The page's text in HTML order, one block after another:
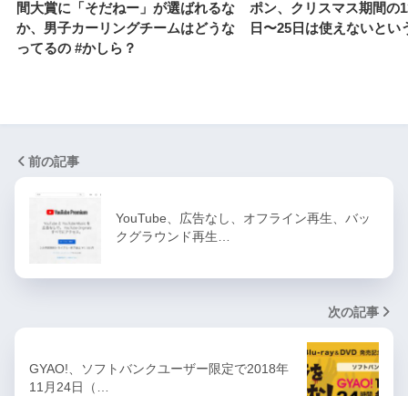
間大賞に「そだねー」が選ばれるな
か、男子カーリングチームはどうな
ってるの #かしら？
ポン、クリスマス期間の
日〜25日は使えないとい
前の記事
YouTube、広告なし、オフライン再生、バッ
クグラウンド再生…
次の記事
GYAO!、ソフトバンクユーザー限定で2018年
11月24日（…